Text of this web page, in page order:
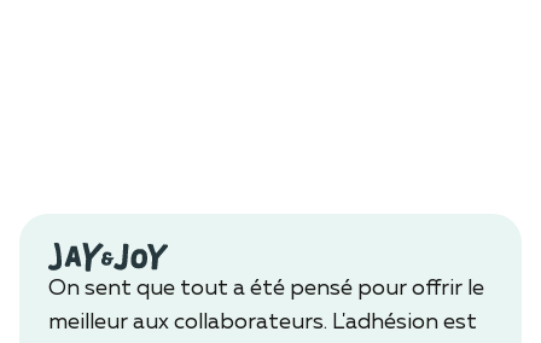
On sent que tout a été pensé pour offrir le
meilleur aux collaborateurs. L'adhésion est